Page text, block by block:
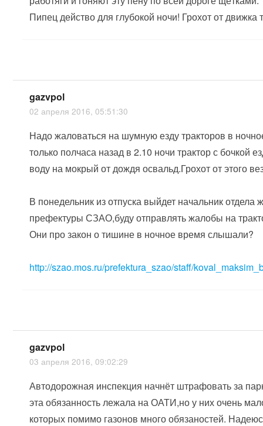
Пипец действо для глубокой ночи! Грохот от
gazvpol
02 апреля 2016, 05:51:30
Надо жаловаться на шумную езду тракторов в
только полчаса назад в 2.10 ночи трактор с бочкой
воду на мокрый от дождя освальд.Грохот от этого
В понедельник из отпуска выйдет начальник отдела
префектуры СЗАО,буду отправлять жалобы на
Они про закон о тишине в ночное время слышали?
http://szao.mos.ru/prefektura_szao/staff/
gazvpol
03 апреля 2016, 09:02:29
Автодорожная инспекция начнёт штрафовать за
эта обязанность лежала на ОАТИ,но у них очень
которых помимо газонов много обязаностей.